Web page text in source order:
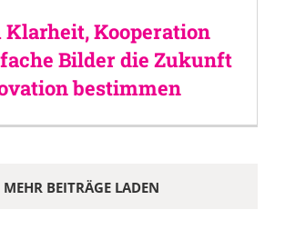
Kooperation
Bilder die Zukunft
bestimmen
MEHR BEITRÄGE LADEN